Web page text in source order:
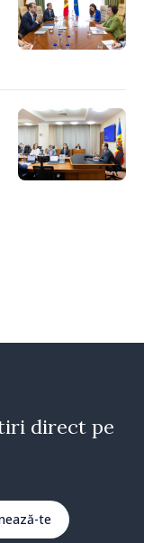
direct pe
te